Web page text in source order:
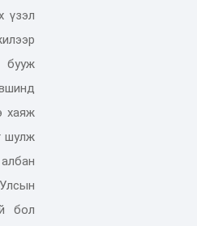
үзэл
бууж
хаяж
шулж
Улсын
бол